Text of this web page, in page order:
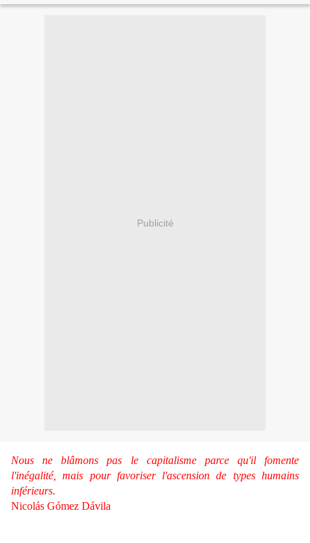
Publicité
Nous ne blâmons pas le capitalisme parce qu'il fomente
l'inégalité, mais pour favoriser l'ascension de types humains
inférieurs.
Nicolás Gómez Dávila